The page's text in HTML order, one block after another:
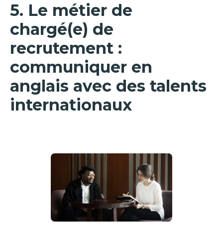
5. Le métier de
chargé(e) de
recrutement :
communiquer en
anglais avec des talents
internationaux